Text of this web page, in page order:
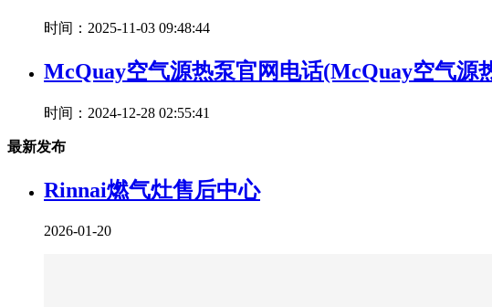
时间：2025-11-03 09:48:44
McQuay空气源热泵官网电话(McQuay空气源
时间：2024-12-28 02:55:41
最新发布
Rinnai燃气灶售后中心
2026-01-20